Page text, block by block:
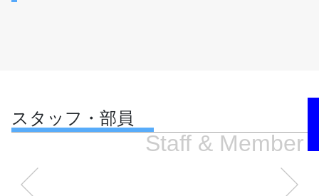
スタッフ・部員
Staff & Member